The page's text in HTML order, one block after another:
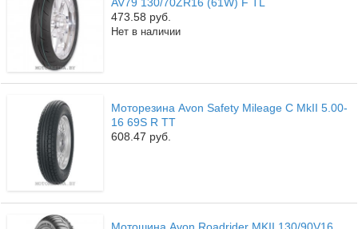
473.58 руб.
Нет в наличии
Моторезина Avon Safety Mileage C MkII 5.00-
16 69S R TT
608.47 руб.